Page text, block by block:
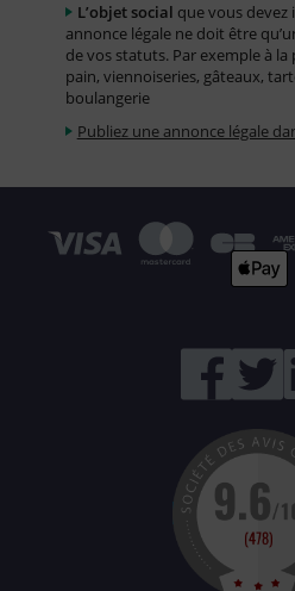
L’objet social que vous
annonce légale ne doit être
de vos statuts. Par exemple à
pain, viennoiseries, gâteaux,
boulangerie
Publiez une annonce légale